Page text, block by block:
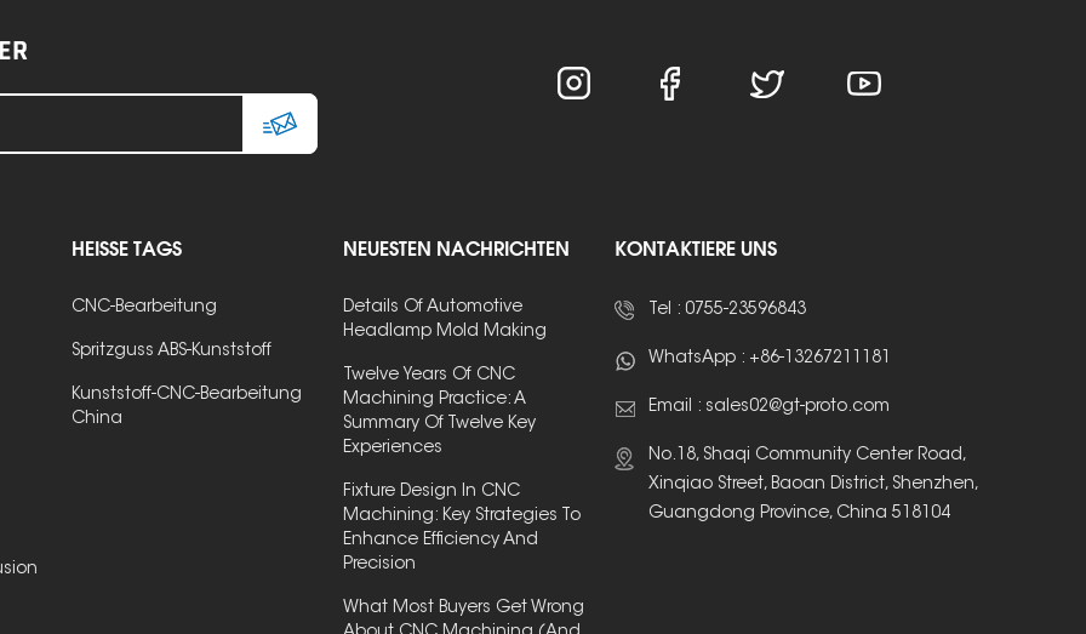
HEISSE TAGS
CNC-Bearbeitung
Spritzguss ABS-Kunststoff
Kunststoff-CNC-Bearbeitung
China
NEUESTEN NACHRICHTEN
Details Of Automotive
Headlamp Mold Making
Twelve Years Of CNC
Machining Practice: A
Summary Of Twelve Key
Experiences
Fixture Design In CNC
Machining: Key Strategies To
Enhance Efficiency And
Precision
What Most Buyers Get Wrong
KONTAKTIERE UNS
Tel : 0755-23596843
WhatsApp : +86-13267211181
Email : sales02@gt-proto.com
No.18, Shaqi Community Center Road,
Xinqiao Street, Baoan District, Shenzhen,
Guangdong Province, China 518104